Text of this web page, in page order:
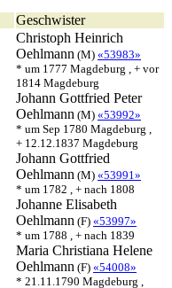
Geschwister
Christoph Heinrich
Oehlmann (M) «53983»
* um 1777 Magdeburg , + vor
1814 Magdeburg
Johann Gottfried Peter
Oehlmann (M) «53992»
* um Sep 1780 Magdeburg ,
+ 12.12.1837 Magdeburg
Johann Gottfried
Oehlmann (M) «53991»
* um 1782 , + nach 1808
Johanne Elisabeth
Oehlmann (F) «53997»
* um 1788 , + nach 1839
Maria Christiana Helene
Oehlmann (F) «54008»
* 21.11.1790 Magdeburg ,